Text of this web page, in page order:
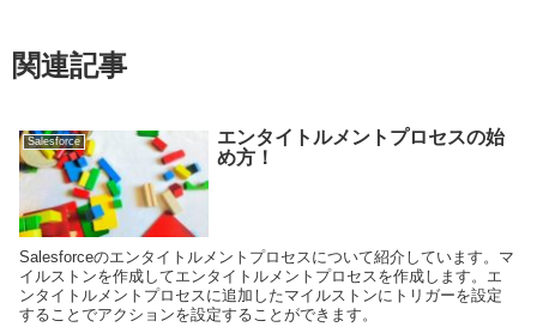
関連記事
Salesforce
エンタイトルメントプロセスの始
め方！
Salesforceのエンタイトルメントプロセスについて紹介しています。マ
イルストンを作成してエンタイトルメントプロセスを作成します。エ
ンタイトルメントプロセスに追加したマイルストンにトリガーを設定
することでアクションを設定することができます。